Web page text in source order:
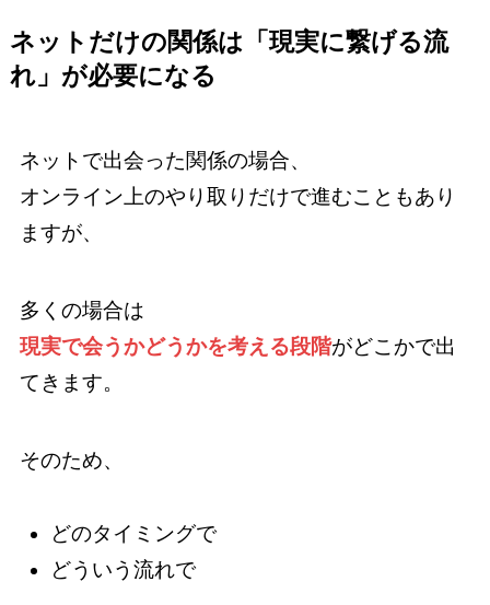
ネットだけの関係は「現実に繋げる流
れ」が必要になる
ネットで出会った関係の場合、
オンライン上のやり取りだけで進むこともあり
ますが、
多くの場合は
現実で会うかどうかを考える段階がどこかで出
てきます。
そのため、
どのタイミングで
どういう流れで